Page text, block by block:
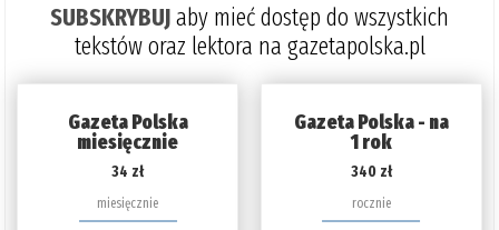
SUBSKRYBUJaby mieć dostęp do wszystkich
tekstów oraz lektora na gazetapolska.pl
Gazeta Polska
miesięcznie
34 zł
miesięcznie
Gazeta Polska - na
1 rok
340 zł
rocznie